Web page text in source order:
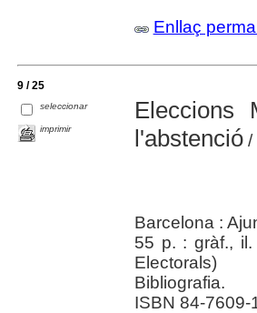
Enllaç
9 / 25
seleccionar
imprimir
Eleccions
l'abstenció/
Barcelona :
55 p. : gràf.,
Electorals)
Bibliografia.
ISBN 84-7609-